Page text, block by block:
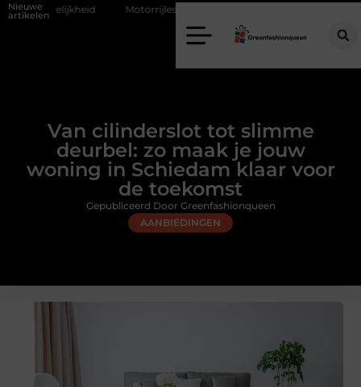
Nieuwe
artikelenMotorrijles in Borne: vlot en zelfverzekerd de weg op
Van cilinderslot tot slimme
deurbel: zo maak je jouw
woning in Schiedam klaar voor
de toekomst
AANBIEDINGEN
Gepubliceerd Door Greenfashionqueen